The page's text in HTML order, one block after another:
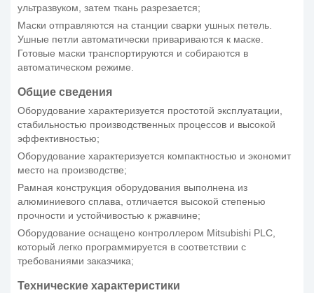
ультразвуком, затем ткань разрезается;
Маски отправляются на станции сварки ушных петель.
Ушные петли автоматически привариваются к маске.
Готовые маски транспортируются и собираются в
автоматическом режиме.
Общие сведения
Оборудование характеризуется простотой эксплуатации,
стабильностью производственных процессов и высокой
эффективностью;
Оборудование характеризуется компактностью и экономит
место на производстве;
Рамная конструкция оборудования выполнена из
алюминиевого сплава, отличается высокой степенью
прочности и устойчивостью к ржавчине;
Оборудование оснащено контроллером Mitsubishi PLC,
который легко программируется в соответствии с
требованиями заказчика;
Технические характеристики